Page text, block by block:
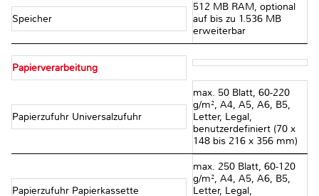
Speicher
512 MB RAM, optional
auf bis zu 1.536 MB
erweiterbar
Papierverarbeitung
Papierzufuhr Universalzufuhr
max. 50 Blatt, 60-220
g/m², A4, A5, A6, B5,
Letter, Legal,
benutzerdefiniert (70 x
148 bis 216 x 356 mm)
Papierzufuhr Papierkassette
max. 250 Blatt, 60-120
g/m², A4, A5, A6, B5,
Letter, Legal,